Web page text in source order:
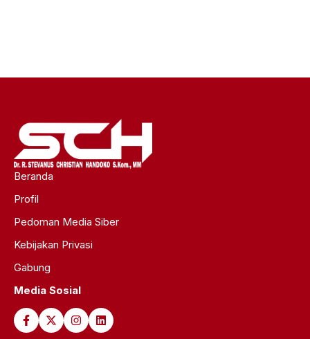
Beranda
Profil
Pedoman Media Siber
Kebijakan Privasi
Gabung
Media Sosial